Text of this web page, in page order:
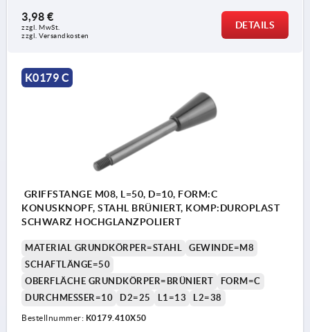
3,98 €
zzgl. MwSt.
zzgl. Versandkosten
DETAILS
K0179 C
GRIFFSTANGE M08, L=50, D=10, FORM:C
KONUSKNOPF, STAHL BRÜNIERT, KOMP:DUROPLAST
SCHWARZ HOCHGLANZPOLIERT
MATERIAL GRUNDKÖRPER=STAHL
GEWINDE=M8
SCHAFTLÄNGE=50
OBERFLÄCHE GRUNDKÖRPER=BRÜNIERT
FORM=C
DURCHMESSER=10
D2=25 L1=13 L2=38
Bestellnummer: K0179.410X50